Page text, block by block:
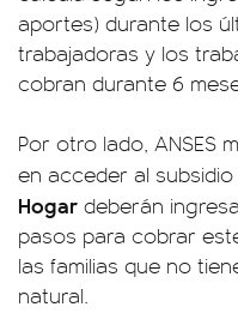
aportes) durante los
trabajadoras y los
cobran durante 6
Por otro lado, ANSES
en acceder al
Hogar deberán
pasos para cobrar
las familias que no
natural.